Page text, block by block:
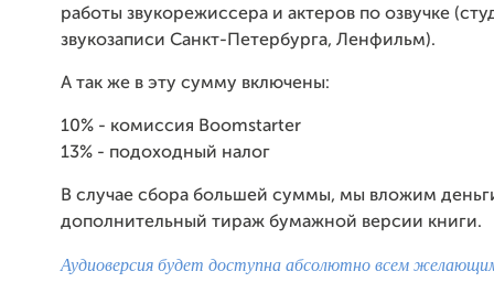
работы звукорежиссера и актеров по озвучке
звукозаписи Санкт-Петербурга, Ленфильм).
А так же в эту сумму включены:
10% - комиссия Boomstarter
13% - подоходный налог
В случае сбора большей суммы, мы вложим
дополнительный тираж бумажной версии книги.
Аудиоверсия будет доступна абсолютно всем